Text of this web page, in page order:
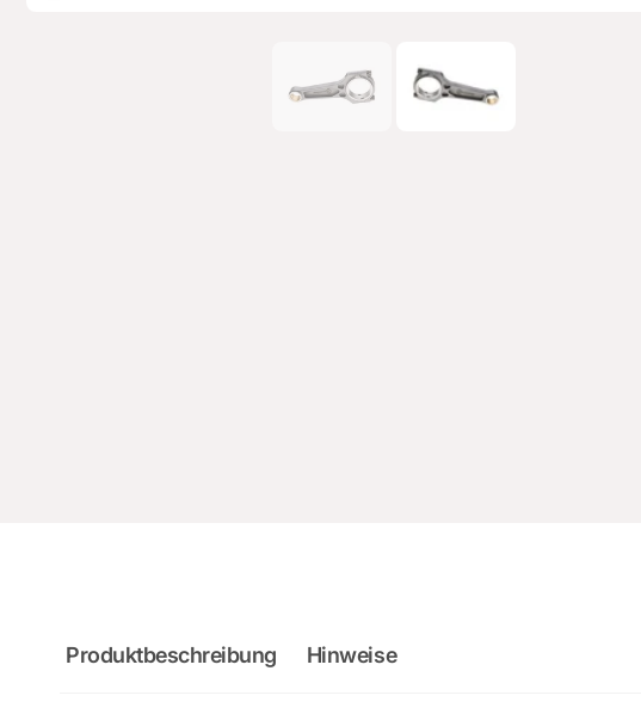
Produktbeschreibung Hinweise